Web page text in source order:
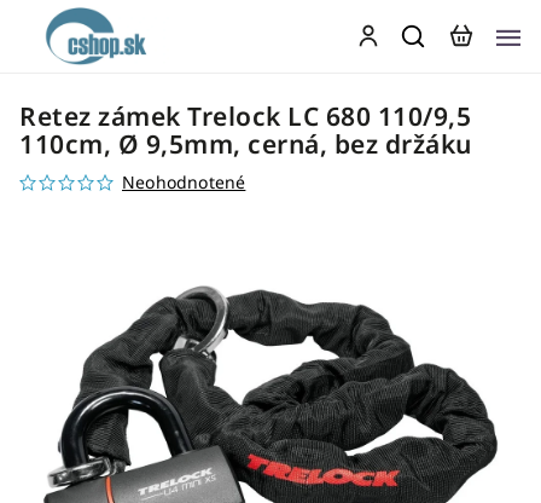
Retez zámek Trelock LC 680 110/9,5
110cm, Ø 9,5mm, cerná, bez držáku
Neohodnotené